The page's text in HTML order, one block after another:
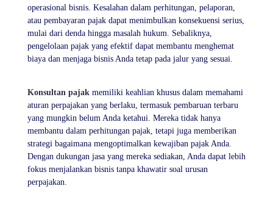
operasional bisnis. Kesalahan dalam perhitungan, pelaporan,
atau pembayaran pajak dapat menimbulkan konsekuensi serius,
mulai dari denda hingga masalah hukum. Sebaliknya,
pengelolaan pajak yang efektif dapat membantu menghemat
biaya dan menjaga bisnis Anda tetap pada jalur yang sesuai.
Konsultan pajak memiliki keahlian khusus dalam memahami
aturan perpajakan yang berlaku, termasuk pembaruan terbaru
yang mungkin belum Anda ketahui. Mereka tidak hanya
membantu dalam perhitungan pajak, tetapi juga memberikan
strategi bagaimana mengoptimalkan kewajiban pajak Anda.
Dengan dukungan jasa yang mereka sediakan, Anda dapat lebih
fokus menjalankan bisnis tanpa khawatir soal urusan
perpajakan.